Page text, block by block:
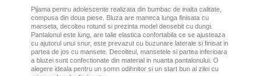
Pijama pentru adolescente realizata din bumbac de inalta calitate,
compusa din doua piese. Bluza are maneca lunga finisata cu
manseta, decolteu rotund si prezinta model deosebit cu dungi.
Pantalonul este lung, are talie elastica confortabila ce se ajusteaza
cu ajutorul unui snur, este prevazut cu buzunare laterale si finisat in
partea de jos cu mansete. Decolteul, mansetele si partea inferioara
a bluzei sunt confectionate din material in nuanta pantalonului. O
alegere ideala pentru un somn odihnitor si un start bun al zilei cu